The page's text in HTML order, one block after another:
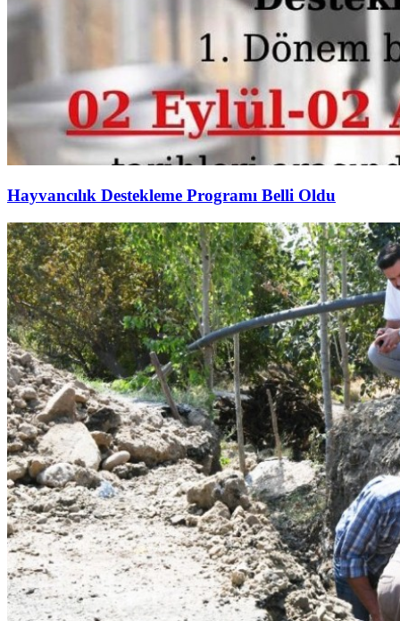
Hayvancılık Destekleme Programı Belli Oldu